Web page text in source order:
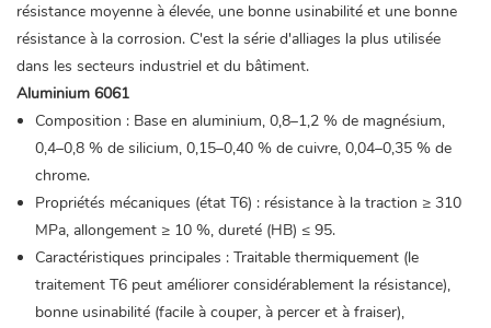
résistance moyenne à élevée, une bonne usinabilité et une bonne
résistance à la corrosion. C'est la série d'alliages la plus utilisée
dans les secteurs industriel et du bâtiment.
Aluminium 6061
Composition : Base en aluminium, 0,8–1,2 % de magnésium,
0,4–0,8 % de silicium, 0,15–0,40 % de cuivre, 0,04–0,35 % de
chrome.
Propriétés mécaniques (état T6) : résistance à la traction ≥ 310
MPa, allongement ≥ 10 %, dureté (HB) ≤ 95.
Caractéristiques principales : Traitable thermiquement (le
traitement T6 peut améliorer considérablement la résistance),
bonne usinabilité (facile à couper, à percer et à fraiser),